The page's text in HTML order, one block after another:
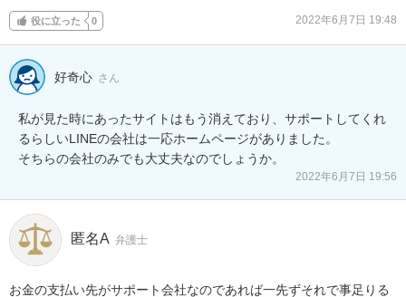
役に立った 0 2022年6月7日 19:48
好奇心 さん
私が見た時にあったサイトはもう消えており、サポートしてくれ
るらしいLINEの会社は一応ホームページがありました。
そちらの会社のみでも大丈夫なのでしょうか。
2022年6月7日 19:56
匿名A 弁護士
お金の支払い先がサポート会社なのであれば一先ずそれで事足りる